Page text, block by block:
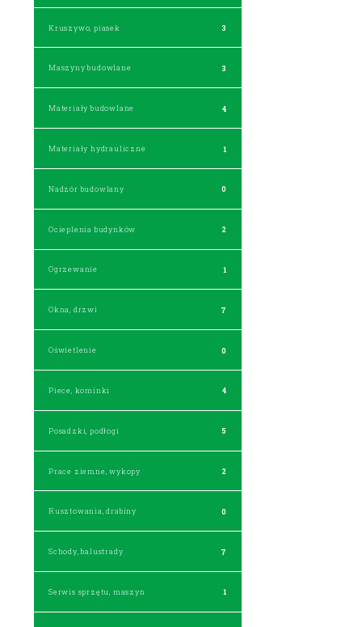
Kruszywo, piasek 3
Maszyny budowlane 3
Materiały budowlane 4
Materiały hydrauliczne 1
Nadzór budowlany 0
Ocieplenia budynków 2
Ogrzewanie 1
Okna, drzwi 7
Oświetlenie 0
Piece, kominki 4
Posadzki, podłogi 5
Prace ziemne, wykopy 2
Rusztowania, drabiny 0
Schody, balustrady 7
Serwis sprzętu, maszyn 1